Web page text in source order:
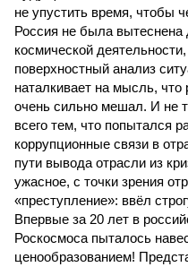
не упустить время, чтобы
Россия не была вытеснена
космической
поверхностный анализ
наталкивает на мысль,
очень сильно мешал. И не
всего тем, что попытался
коррупционные связи в
пути вывода отрасли из
ужасное, с точки зрения
«преступление»: ввёл
Впервые за 20 лет в
Роскосмоса пыталось
ценообразованием!